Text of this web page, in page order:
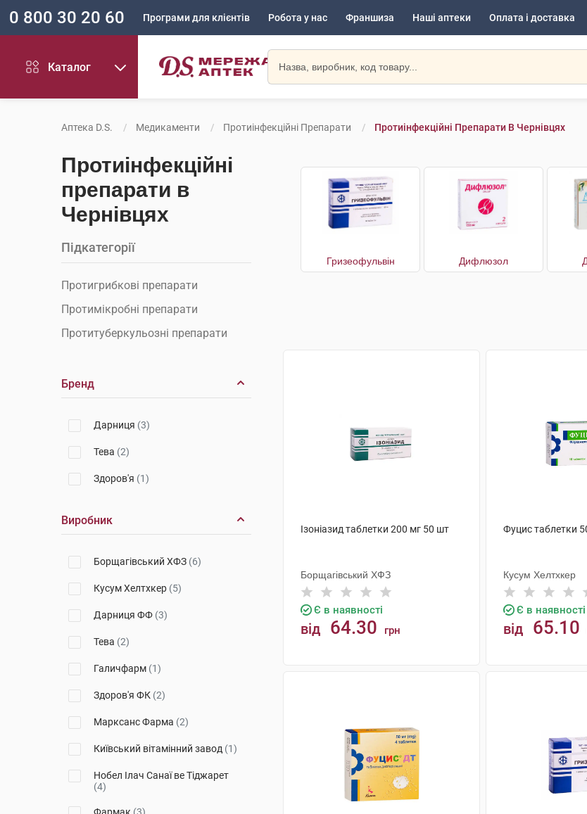
0 800 30 20 60 Програми для клієнтів Робота у нас Франшиза Наші аптеки Оплата і доставка
Каталог
Аптека D.S. Медикаменти Протиінфекційні Препарати Протиінфекційні Препарати В Чернівцях
Протиінфекційні
препарати в
Чернівцях
Підкатегорії
Протигрибкові препарати
Протимікробні препарати
Протитуберкульозні препарати
Бренд
Дарниця (3)
Тева (2)
Здоров'я (1)
Виробник
Борщагівський ХФЗ (6)
Кусум Хелтхкер (5)
Дарниця ФФ (3)
Тева (2)
Галичфарм (1)
Здоров'я ФК (2)
Марксанс Фарма (2)
Київський вітамінний завод (1)
Нобел Ілач Санаї ве Тіджарет
(4)
Гризеофульвін Дифлюзол
Ізоніазид таблетки 200 мг 50 шт
Борщагівський ХФЗ
Є в наявності
від 64.30 грн
Фуцис таблетки
Кусум Хелтхкер
Є в наявності
від 65.10